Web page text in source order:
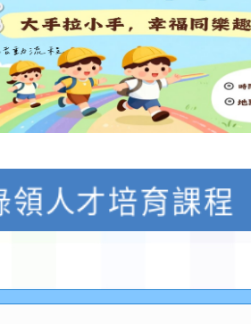
校安中心白海豚
領人才培育課程
園市115學年度
本土語及新住民
農教育專業人